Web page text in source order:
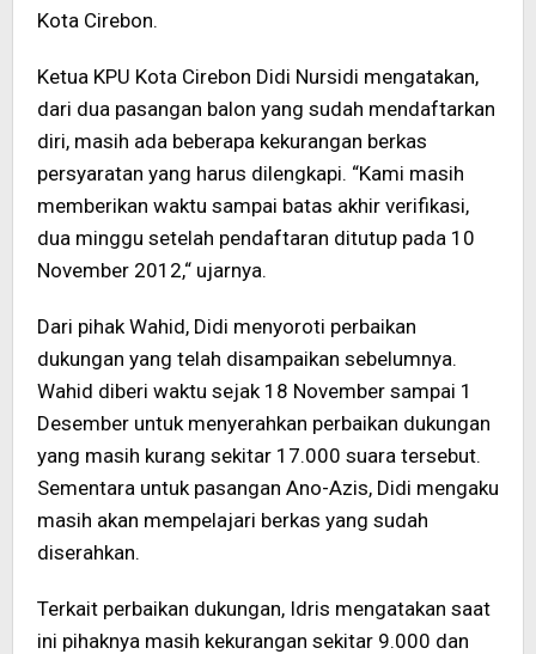
Kota Cirebon.
Ketua KPU Kota Cirebon Didi Nursidi mengatakan,
dari dua pasangan balon yang sudah mendaftarkan
diri, masih ada beberapa kekurangan berkas
persyaratan yang harus dilengkapi. “Kami masih
memberikan waktu sampai batas akhir verifikasi,
dua minggu setelah pendaftaran ditutup pada 10
November 2012,“ ujarnya.
Dari pihak Wahid, Didi menyoroti perbaikan
dukungan yang telah disampaikan sebelumnya.
Wahid diberi waktu sejak 18 November sampai 1
Desember untuk menyerahkan perbaikan dukungan
yang masih kurang sekitar 17.000 suara tersebut.
Sementara untuk pasangan Ano-Azis, Didi mengaku
masih akan mempelajari berkas yang sudah
diserahkan.
Terkait perbaikan dukungan, Idris mengatakan saat
ini pihaknya masih kekurangan sekitar 9.000 dan